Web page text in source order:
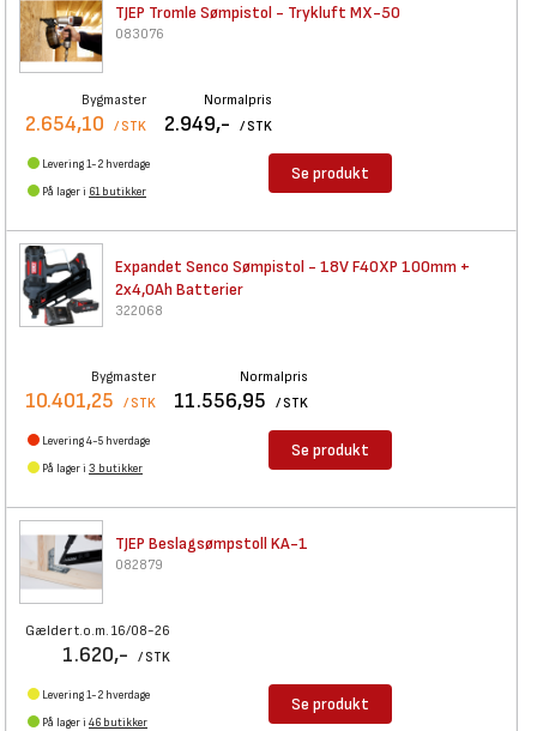
TJEP Tromle Sømpistol - Trykluft MX-50
083076
Bygmaster
2.654,10 / STK
Normalpris
2.949,- / STK
Levering 1-2 hverdage
På lager i 61 butikker
Se produkt
Expandet Senco Sømpistol - 18VF40XP 100mm +
2x4,0Ah Batterier
322068
Bygmaster
10.401,25 / STK
Normalpris
11.556,95 / STK
Levering 4-5 hverdage
På lager i 3 butikker
Se produkt
TJEP Beslagsømpstoll KA-1
082879
Gælder t.o.m. 16/08-26
1.620,- / STK
Levering 1-2 hverdage
På lager i 46 butikker
Se produkt